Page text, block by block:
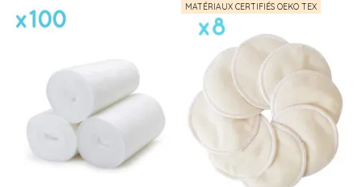
MATÉRIAUX CERTIFIÉS OEKO TEX